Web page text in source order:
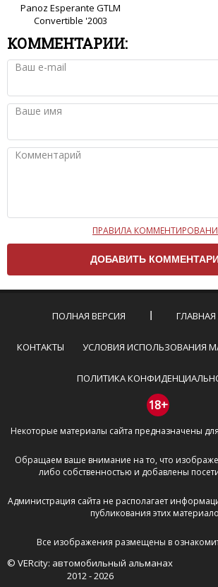
Panoz Esperante GTLM
Convertible '2003
КОММЕНТАРИИ:
Ваш e-mail
Ваше имя
Комментарий
Чтобы ваш комментарий был
вам нужно придерживаться
Комментарий не может быть
короткой — избегайте
эмоциональных высказываний.
Не стоит отклоняться от
Пожалуйста, не используйте в
призывы к насилию и
направленные на разжигание
межнациональной и
пожалейте наших модераторов,
очень славные ребята, поверьте.
буквами.
Не копируйте рецензии с
важно именно ваше мнение.
Не размещайте рекламу!
И запаситесь терпением, все
публикуются только после
отзыв может появиться на сайте с
ПРАВИЛА
ПОЛНАЯ ВЕРСИЯ
КОНТАКТЫ УСЛОВИЯ ИСПОЛЬЗОВАНИЯ
ПОЛИТИКА
18+
Некоторые материалы сайта предназначены
Обращаем ваше внимание на то, что
либо собственностью и добавлены
Администрация сайта не располагает
публикования этих
Все изображения размещены в
© VERcity: автомобильный альманах
2012 - 2026